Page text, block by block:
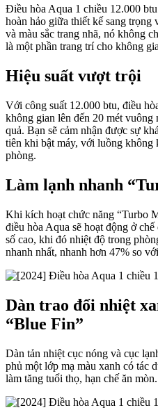
Điều hòa Aqua 1 chiều 12.000
hoàn hảo giữa thiết kế sang
và màu sắc trang nhã, nó không
là một phần trang trí cho không
Hiệu suất vượt trội
Với công suất 12.000 btu, điều
không gian lên đến 20 mét vuông
quả. Bạn sẽ cảm nhận được sự
tiên khi bật máy, với luồng không
phòng.
Làm lạnh nhanh
Khi kích hoạt chức năng “Turbo
điều hòa Aqua sẽ hoạt động ở
số cao, khi đó nhiệt độ trong
nhanh nhất, nhanh hơn 47% so
Dàn trao đổi nhiệt
“Blue Fin”
Dàn tản nhiệt cục nóng và cục
phủ một lớp mạ màu xanh có tác
làm tăng tuổi thọ, hạn chế ăn mòn.